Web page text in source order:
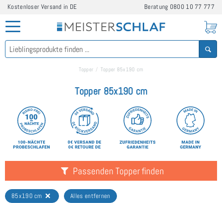
Kostenloser Versand in DE Beratung 0800 10 77 777
Topper Topper 85x190 cm
Topper 85x190 cm
Passenden Topper finden
85x190 cm Alles entfernen